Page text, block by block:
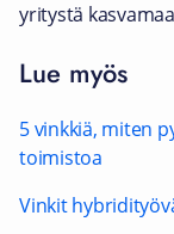
yritystä
Lue myös
5 vinkkiä, miten
toimistoa
Vinkit